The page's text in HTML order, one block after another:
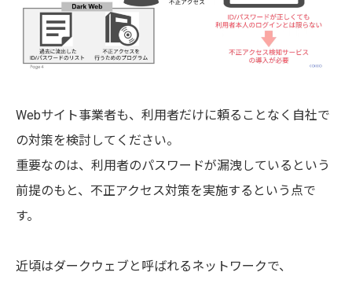
Webサイト事業者も、利用者だけに頼ることなく自社で
の対策を検討してください。
重要なのは、利用者のパスワードが漏洩しているという
前提のもと、不正アクセス対策を実施するという点で
す。
近頃はダークウェブと呼ばれるネットワークで、